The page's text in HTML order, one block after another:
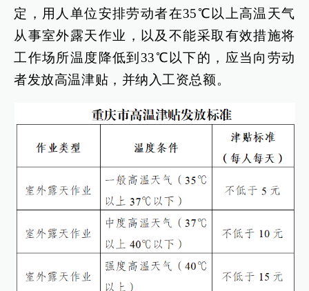
定，用人单位安排劳动者在35℃以上高温天气
从事室外露天作业，以及不能采取有效措施将
工作场所温度降低到33℃以下的，应当向劳动
者发放高温津贴，并纳入工资总额。